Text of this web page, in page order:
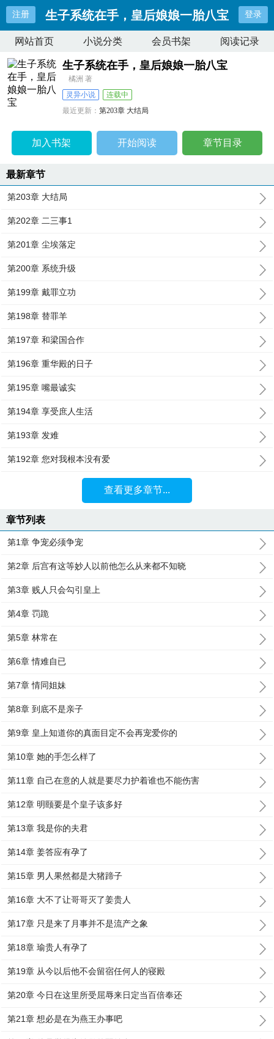
注册 生子系统在手，皇后娘娘一胎八宝 登录
网站首页 小说分类 会员书架 阅读记录
生子系统在手，皇后娘娘一胎八宝
橘洲 著
灵异小说
连载中
最近更新：第203章 大结局
加入书架 开始阅读 章节目录
最新章节
第203章 大结局
第202章 二三事1
第201章 尘埃落定
第200章 系统升级
第199章 戴罪立功
第198章 替罪羊
第197章 和梁国合作
第196章 重华殿的日子
第195章 嘴最诚实
第194章 享受庶人生活
第193章 发难
第192章 您对我根本没有爱
查看更多章节...
章节列表
第1章 争宠必须争宠
第2章 后宫有这等妙人以前他怎么从来都不知晓
第3章 贱人只会勾引皇上
第4章 罚跪
第5章 林常在
第6章 情难自已
第7章 情同姐妹
第8章 到底不是亲子
第9章 皇上知道你的真面目定不会再宠爱你的
第10章 她的手怎么样了
第11章 自己在意的人就是要尽力护着谁也不能伤害
第12章 明颐要是个皇子该多好
第13章 我是你的夫君
第14章 姜答应有孕了
第15章 男人果然都是大猪蹄子
第16章 大不了让哥哥灭了姜贵人
第17章 只是来了月事并不是流产之象
第18章 瑜贵人有孕了
第19章 从今以后他不会留宿任何人的寝殿
第20章 今日在这里所受屈辱来日定当百倍奉还
第21章 想必是在为燕王办事吧